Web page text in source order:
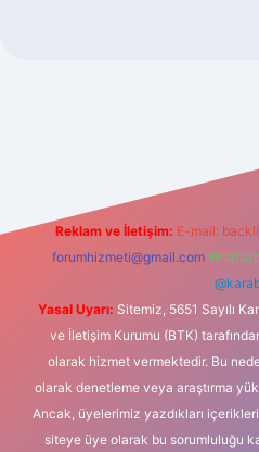
Reklam ve İletişim: E-mail:
forumhizmeti@gmail.com
Yasal Uyarı: Sitemiz, 5651 Sayılı
ve İletişim Kurumu (BTK)
olarak hizmet vermektedir. Bu
olarak denetleme veya araştırma
Ancak, üyelerimiz yazdıkları
siteye üye olarak bu sorumluluğu